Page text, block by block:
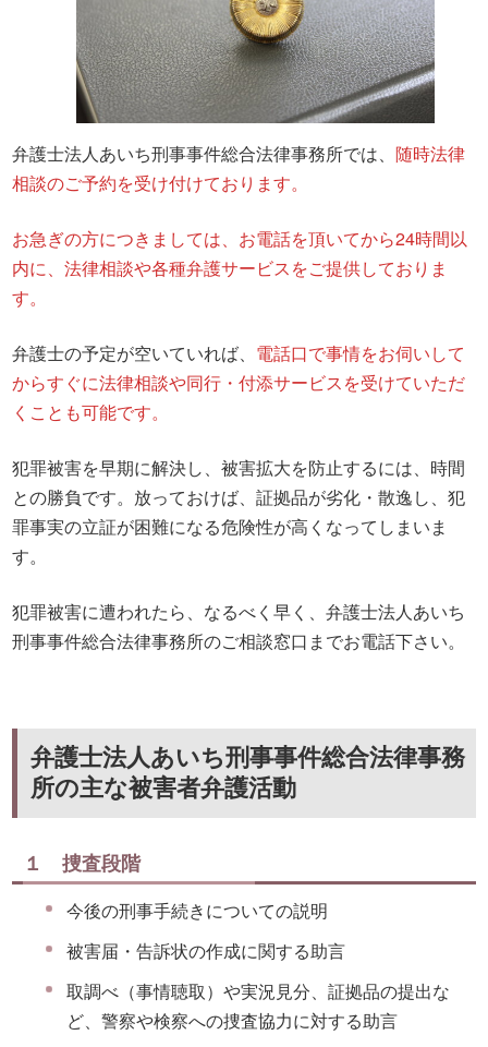
弁護士法人あいち刑事事件総合法律事務所では、随時法律
相談のご予約を受け付けております。
お急ぎの方につきましては、お電話を頂いてから24時間以
内に、法律相談や各種弁護サービスをご提供しておりま
す。
弁護士の予定が空いていれば、 電話口で事情をお伺いして
からすぐに法律相談や同行・付添サービスを受けていただ
くことも可能です。
犯罪被害を早期に解決し、被害拡大を防止するには、時間
との勝負です。放っておけば、証拠品が劣化・散逸し、犯
罪事実の立証が困難になる危険性が高くなってしまいま
す。
犯罪被害に遭われたら、なるべく早く、弁護士法人あいち
刑事事件総合法律事務所のご相談窓口までお電話下さい。
弁護士法人あいち刑事事件総合法律事務
所の主な被害者弁護活動
１ 捜査段階
今後の刑事手続きについての説明
被害届・告訴状の作成に関する助言
取調べ（事情聴取）や実況見分、証拠品の提出な
ど、警察や検察への捜査協力に対する助言